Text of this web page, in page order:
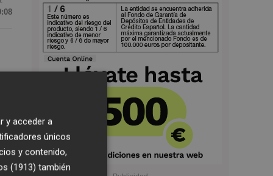
y acceder a
únicos
y contenido,
(1913) también